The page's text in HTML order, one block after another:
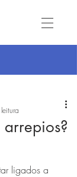
arrepios?
ligados a